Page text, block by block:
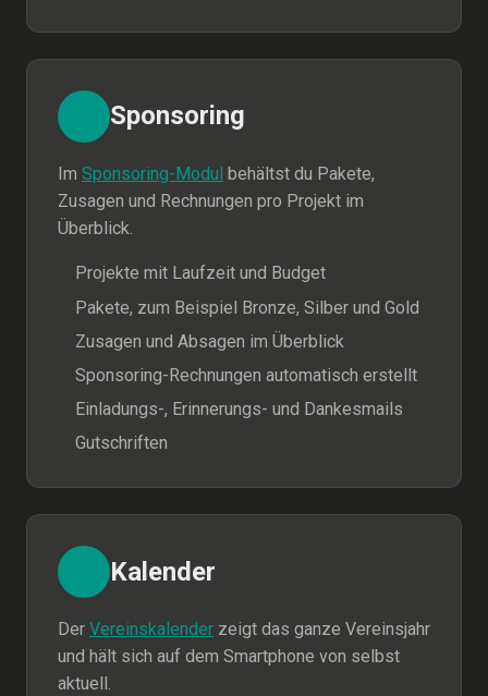
Sponsoring
Im Sponsoring-Modul behältst du Pakete,
Zusagen und Rechnungen pro Projekt im
Überblick.
Projekte mit Laufzeit und Budget
Pakete, zum Beispiel Bronze, Silber und Gold
Zusagen und Absagen im Überblick
Sponsoring-Rechnungen automatisch erstellt
Einladungs-, Erinnerungs- und Dankesmails
Gutschriften
Kalender
Der Vereinskalender zeigt das ganze Vereinsjahr
und hält sich auf dem Smartphone von selbst
aktuell.